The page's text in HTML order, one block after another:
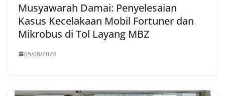
Musyawarah Damai: Penyelesaian
Kasus Kecelakaan Mobil Fortuner dan
Mikrobus di Tol Layang MBZ
05/08/2024